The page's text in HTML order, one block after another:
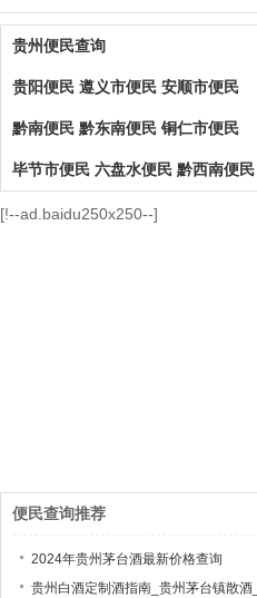
贵州便民查询
贵阳便民 遵义市便民 安顺市便民
黔南便民 黔东南便民 铜仁市便民
毕节市便民 六盘水便民 黔西南便民
[!--ad.baidu250x250--]
便民查询推荐
2024年贵州茅台酒最新价格查询
贵州白酒定制酒指南_贵州茅台镇散酒_